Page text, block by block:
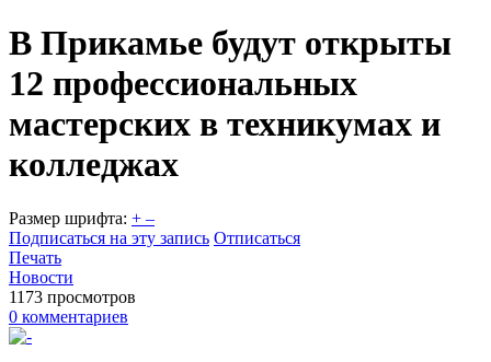
В Прикамье будут открыты
12 профессиональных
мастерских в техникумах и
колледжах
Размер шрифта: + –
Подписаться на эту запись Отписаться
Печать
Новости
1173 просмотров
0 комментариев